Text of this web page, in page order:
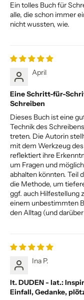
Ein tolles Buch für
alle, die schon immer
nicht wussten, wie.
April
Eine Schritt-für-
Schreiben
Dieses Buch ist eine
Technik des
treten. Die Autorin
mit dem Werkzeug
reflektiert ihre
um Fragen und
abhalten könnten. Teil
die Methode, um
ggf. auch Hilfestellung
einem unbestimmten
den Alltag (und
Ina P.
lt. DUDEN - lat.:
Einfall, Gedanke,